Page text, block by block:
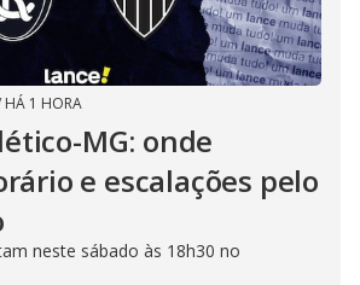
HÁ 1 HORA
MG: onde
e escalações pelo
neste sábado às 18h30 no